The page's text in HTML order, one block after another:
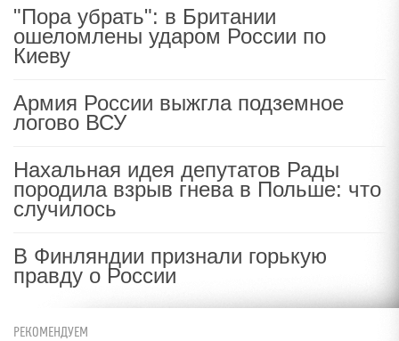
"Пора убрать": в Британии
ошеломлены ударом России по
Киеву
Армия России выжгла подземное
логово ВСУ
Нахальная идея депутатов Рады
породила взрыв гнева в Польше: что
случилось
В Финляндии признали горькую
правду о России
РЕКОМЕНДУЕМ